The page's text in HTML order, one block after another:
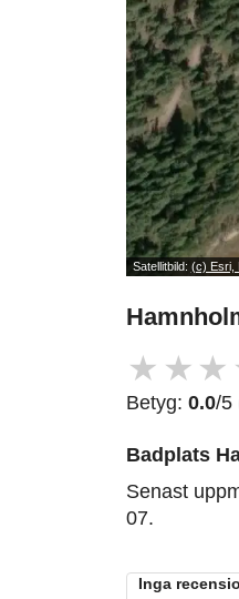
Satellitbild: (c) Esri,
★ ★ ★
Betyg: 0.0/5
Badplats
Senast
07.
Inga